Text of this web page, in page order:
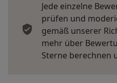
Jede einzelne
prüfen und
gemäß unserer
mehr über
Sterne berechnen